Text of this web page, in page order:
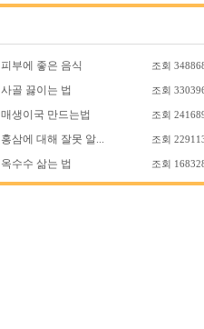
피부에 좋은 음식 조회
사골 끓이는 법 조회
매생이국 만드는법 조회
홍삼에 대해 잘못 알... 조회
옥수수 삶는 법 조회